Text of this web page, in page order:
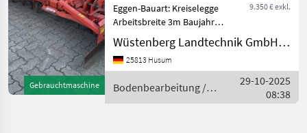
Gebrauchtmaschine
9.350 € exkl.
Eggen-Bauart: Kreiselegge
Arbeitsbreite 3m Baujahr
2017 Seitenschilde
hochklappbar Inklusive
Seitenschildverlängerung
einstellbar Zapfwellendu
Wüstenberg Landtechnik GmbH & Co. KG
25813 Husum
Bodenbearbeitung /
Maschio
29-10-2025
08:38